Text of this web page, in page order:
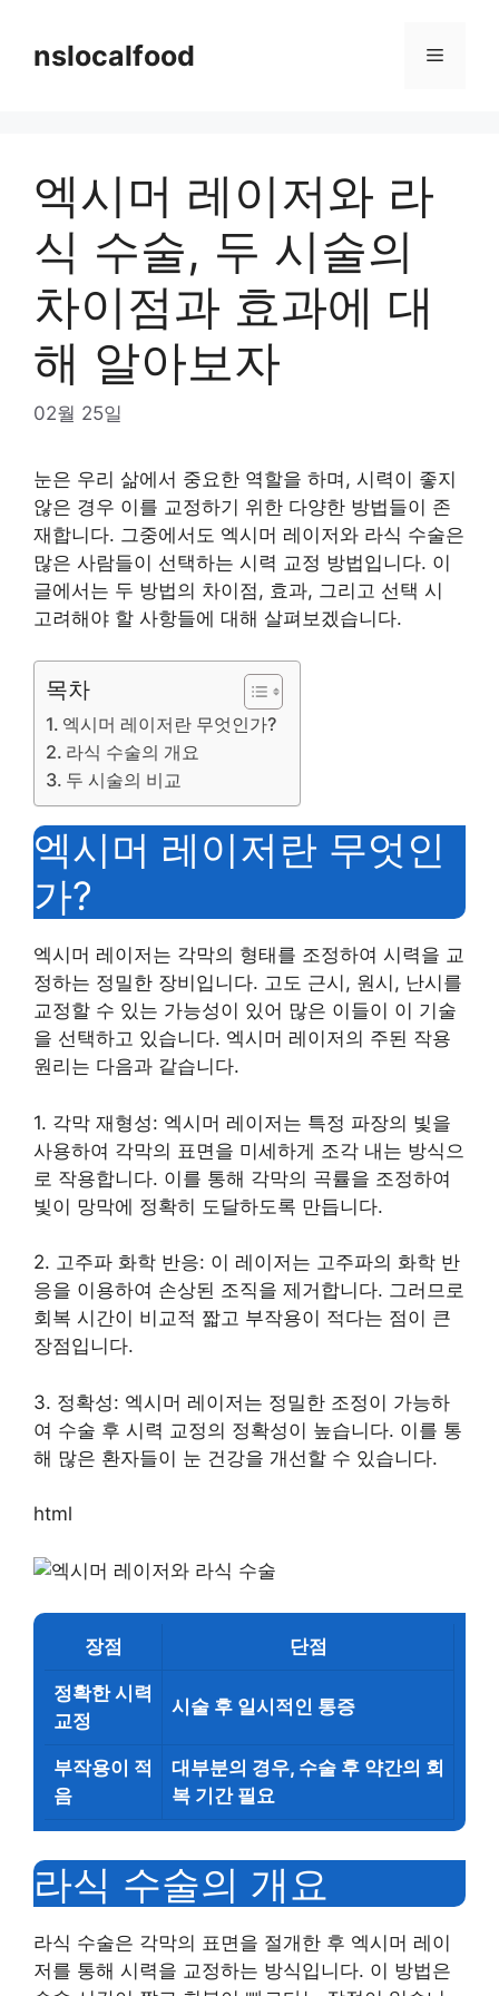
contentnslocalfood Menu
엑시머 레이저와 라
식 수술, 두 시술의
차이점과 효과에 대
해 알아보자
02월 25일
눈은 우리 삶에서 중요한 역할을 하며, 시력이 좋지
않은 경우 이를 교정하기 위한 다양한 방법들이 존
재합니다. 그중에서도 엑시머 레이저와 라식 수술은
많은 사람들이 선택하는 시력 교정 방법입니다. 이
글에서는 두 방법의 차이점, 효과, 그리고 선택 시
고려해야 할 사항들에 대해 살펴보겠습니다.
목차
엑시머 레이저란 무엇인가?
라식 수술의 개요
두 시술의 비교
엑시머 레이저란 무엇인
가?
엑시머 레이저는 각막의 형태를 조정하여 시력을 교
정하는 정밀한 장비입니다. 고도 근시, 원시, 난시를
교정할 수 있는 가능성이 있어 많은 이들이 이 기술
을 선택하고 있습니다. 엑시머 레이저의 주된 작용
원리는 다음과 같습니다.
1. 각막 재형성: 엑시머 레이저는 특정 파장의 빛을
사용하여 각막의 표면을 미세하게 조각 내는 방식으
로 작용합니다. 이를 통해 각막의 곡률을 조정하여
빛이 망막에 정확히 도달하도록 만듭니다.
2. 고주파 화학 반응: 이 레이저는 고주파의 화학 반
응을 이용하여 손상된 조직을 제거합니다. 그러므로
회복 시간이 비교적 짧고 부작용이 적다는 점이 큰
장점입니다.
3. 정확성: 엑시머 레이저는 정밀한 조정이 가능하
여 수술 후 시력 교정의 정확성이 높습니다. 이를 통
해 많은 환자들이 눈 건강을 개선할 수 있습니다.
html
장점 단점
정확한 시력
교정
시술 후 일시적인 통증
부작용이 적
음
대부분의 경우, 수술 후 약간의 회
복 기간 필요
라식 수술의 개요
라식 수술은 각막의 표면을 절개한 후 엑시머 레이
저를 통해 시력을 교정하는 방식입니다. 이 방법은